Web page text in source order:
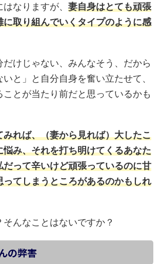
なりますが、 妻自身はとても頑張
に取り組んでいくタイプのように感
だけじゃない、みんなそう、だから
と」と自分自身を奮い立たせて、
とが当たり前だと思っているかも
みれば、（妻から見れば）大したこ
悩み、それを打ち明けてくるあなた
だって辛いけど頑張っているのに甘
ってしまうところがあるのかもしれ
そんなことはないですか？
の弊害